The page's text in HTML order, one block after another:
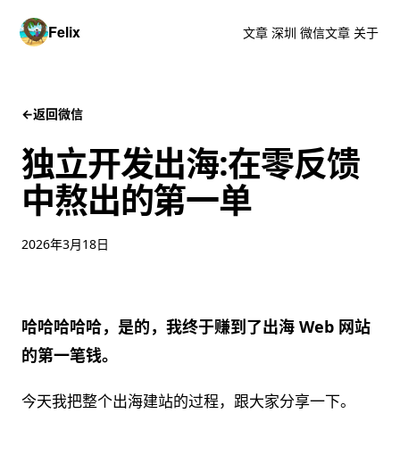
Felix 文章 深圳 微信文章 关于
←返回微信
独立开发出海:在零反馈
中熬出的第一单
2026年3月18日
哈哈哈哈哈，是的，我终于赚到了出海 Web 网站
的第一笔钱。
今天我把整个出海建站的过程，跟大家分享一下。